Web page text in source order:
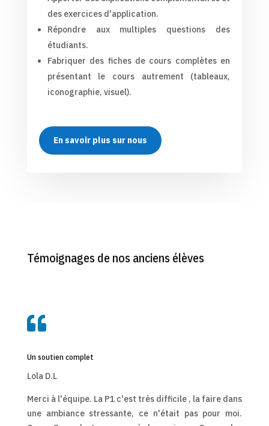
des exercices d'application.
Répondre aux multiples questions des
étudiants.
Fabriquer des fiches de cours complètes en
présentant le cours autrement (tableaux,
iconographie, visuel).
En savoir plus sur nous
Témoignages de nos anciens élèves

Un soutien complet
Lola D.L
Merci à l'équipe. La P1 c'est très difficile , la faire dans
une ambiance stressante, ce n'était pas pour moi.